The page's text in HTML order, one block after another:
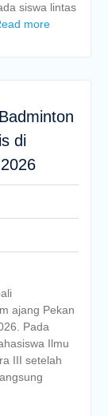
siswa lintas
more
di
ajang Pekan
Pada
Ilmu
III setelah